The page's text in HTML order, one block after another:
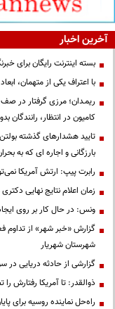
آخرین اخبار
بسته اینترنت رایگان برای
با اعتراف یکی از متهمان،
کامیون در انتظار،
تایید هشدارهای گذشته
بارزگانی و اجاره ای که به
رابرت پیپ: ارتش آمریکا
زمان اعلام نتایج نهایی
ونس: در حال کار بر روی
گزارش «خبر شهر» از تداوم
شهرستان شهریار
گزارشی از حادثه دریایی در
ذوالقدر: تا آمریکا رفتارش
راه‌حل نماینده روسیه برای